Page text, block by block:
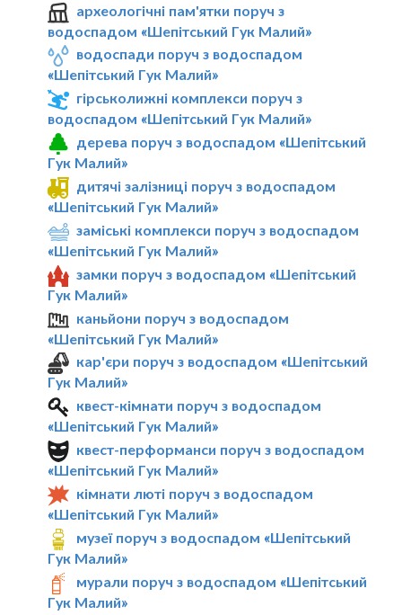
археологічні пам'ятки поруч з
водоспадом «Шепітський Гук Малий»
водоспади поруч з водоспадом
«Шепітський Гук Малий»
гірськолижні комплекси поруч з
водоспадом «Шепітський Гук Малий»
дерева поруч з водоспадом «Шепітський
Гук Малий»
дитячі залізниці поруч з водоспадом
«Шепітський Гук Малий»
заміські комплекси поруч з водоспадом
«Шепітський Гук Малий»
замки поруч з водоспадом «Шепітський
Гук Малий»
каньйони поруч з водоспадом
«Шепітський Гук Малий»
кар'єри поруч з водоспадом «Шепітський
Гук Малий»
квест-кімнати поруч з водоспадом
«Шепітський Гук Малий»
квест-перформанси поруч з водоспадом
«Шепітський Гук Малий»
кімнати люті поруч з водоспадом
«Шепітський Гук Малий»
музеї поруч з водоспадом «Шепітський
Гук Малий»
мурали поруч з водоспадом «Шепітський
Гук Малий»